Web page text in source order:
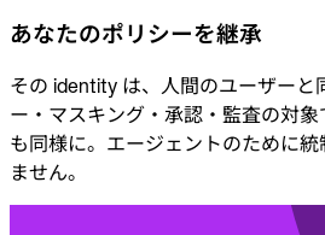
あなたのポリシーを継承
その identity は、人間のユーザーと
ー・マスキング・承認・監査の対
も同様に。エージェントのために
ません。